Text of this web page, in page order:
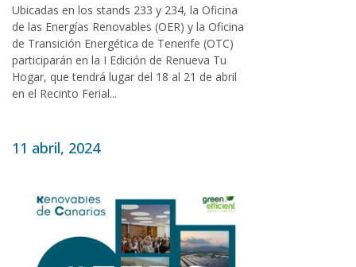
Ubicadas en los stands 233 y 234, la Oficina
de las Energías Renovables (OER) y la Oficina
de Transición Energética de Tenerife (OTC)
participarán en la I Edición de Renueva Tu
Hogar, que tendrá lugar del 18 al 21 de abril
en el Recinto Ferial...
11 abril, 2024